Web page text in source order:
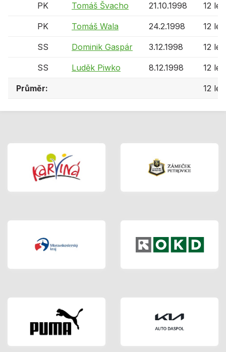
PK Tomáš Švacho 21.10.1998 12 let
PK Tomáš Wala 24.2.1998 12 let
SS Dominik Gaspár 3.12.1998 12 let
SS Luděk Piwko 8.12.1998 12 let
Průměr: 12 let